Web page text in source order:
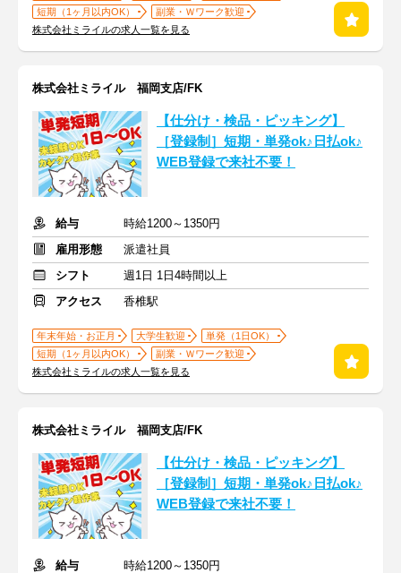
短期（1ヶ月以内OK）
副業・Ｗワーク歓迎
株式会社ミライルの求人一覧を見る
株式会社ミライル 福岡支店/FK
【仕分け・検品・ピッキング】
［登録制］短期・単発ok♪日払ok♪
WEB登録で来社不要！
給与
時給1200～1350円
雇用形態
派遣社員
シフト
週1日 1日4時間以上
アクセス
香椎駅
年末年始・お正月 大学生歓迎
単発（1日OK）
短期（1ヶ月以内OK）
副業・Ｗワーク歓迎
株式会社ミライルの求人一覧を見る
株式会社ミライル 福岡支店/FK
【仕分け・検品・ピッキング】
［登録制］短期・単発ok♪日払ok♪
WEB登録で来社不要！
給与
時給1200～1350円